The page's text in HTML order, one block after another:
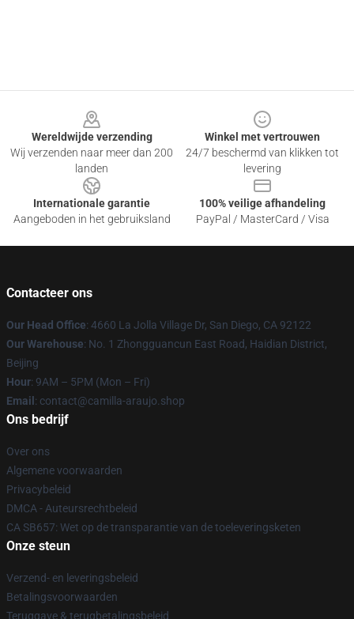
Wereldwijde verzending
Wij verzenden naar meer dan 200
landen
Winkel met vertrouwen
24/7 beschermd van klikken tot
levering
Internationale garantie
Aangeboden in het gebruiksland
100% veilige afhandeling
PayPal / MasterCard / Visa
Contacteer ons
Our Head Office: 4660 La Jolla Village Dr, San Diego, CA 92122
Our Warehouse: No. 1 Zhongguancun East Road, Haidian District,
Beijing
Hour: 9AM – 5PM (Mon – Fri)
Email : contact@camilla-araujo.shop
Ons bedrijf
Over ons
Algemene voorwaarden
Privacybeleid
DMCA - Auteursrechtbeleid
CA SB657: Wet op de transparantie van de toeleveringsketen
Onze steun
Verzend- en leveringsbeleid
Betalingsvoorwaarden
Teruggave & terugbetalingsbeleid